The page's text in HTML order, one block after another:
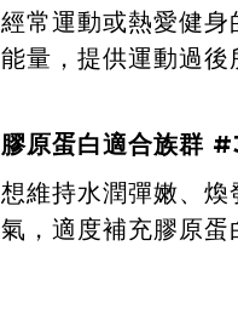
經常運動或熱愛健
能量，提供運動過後
膠原蛋白適合族群
想維持水潤彈嫩、
氣，適度補充膠原蛋